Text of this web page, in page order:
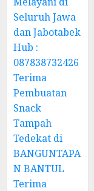
Seluruh Jawa
dan Jabotabek
Hub :
087838732426
Terima
Pembuatan
Snack
Tampah
Tedekat di
BANGUNTAPA
N BANTUL
Terima